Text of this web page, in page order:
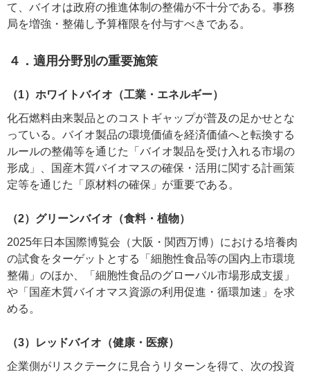
て、バイオは政府の推進体制の整備が不十分である。事務
局を増強・整備し予算権限を付与すべきである。
４．適用分野別の重要施策
（1）ホワイトバイオ（工業・エネルギー）
化石燃料由来製品とのコストギャップが普及の足かせとな
っている。バイオ製品の環境価値を経済価値へと転換する
ルールの整備等を通じた「バイオ製品を受け入れる市場の
形成」、国産木質バイオマスの確保・活用に関する計画策
定等を通じた「原材料の確保」が重要である。
（2）グリーンバイオ（食料・植物）
2025年日本国際博覧会（大阪・関西万博）における培養肉
の試食をターゲットとする「細胞性食品等の国内上市環境
整備」のほか、「細胞性食品のグローバル市場形成支援」
や「国産木質バイオマス資源の利用促進・循環加速」を求
める。
（3）レッドバイオ（健康・医療）
企業側がリスクテークに見合うリターンを得て、次の投資